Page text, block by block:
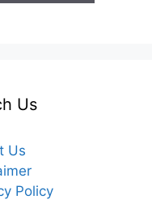
Us
Us
Policy